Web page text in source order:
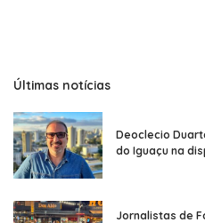
Últimas notícias
Deoclecio
do Iguaçu na
Jornalistas de